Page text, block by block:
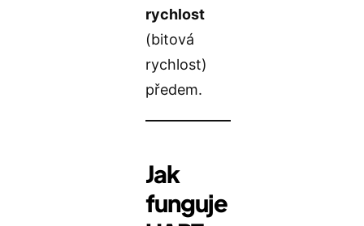
rychlost
(bitová
rychlost)
předem.
Jak
funguje